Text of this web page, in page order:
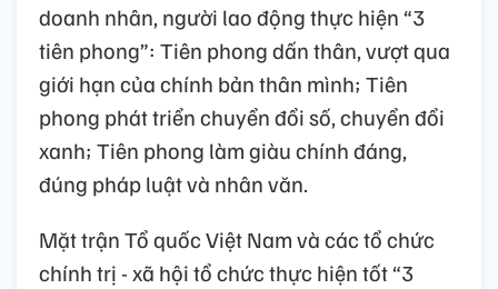
doanh nhân, người lao động thực hiện “3
tiên phong”: Tiên phong dấn thân, vượt qua
giới hạn của chính bản thân mình; Tiên
phong phát triển chuyển đổi số, chuyển đổi
xanh; Tiên phong làm giàu chính đáng,
đúng pháp luật và nhân văn.
Mặt trận Tổ quốc Việt Nam và các tổ chức
chính trị - xã hội tổ chức thực hiện tốt “3